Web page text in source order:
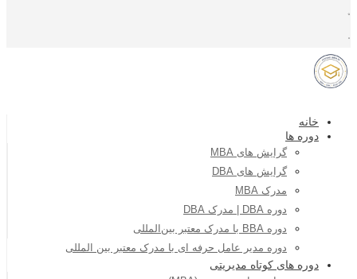
خانه
دوره ها
گرایش های MBA
گرایش های DBA
مدرک MBA
دوره DBA | مدرک DBA
دوره BBA با مدرک معتبر بین‌المللی
دوره مدیر عامل حرفه ای با مدرک معتبر بین المللی
دوره های کوتاه مدیریتی